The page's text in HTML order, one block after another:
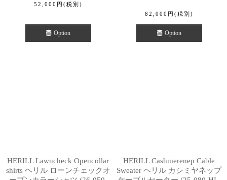
52,000 円 (税別)
Option
82,000 円 (税別)
Option
HERILL Lawncheck Opencollar
shirts ヘリル ローンチェックオ
HERILL Cashmerenep Cable
Sweater ヘリル カシミヤネップ